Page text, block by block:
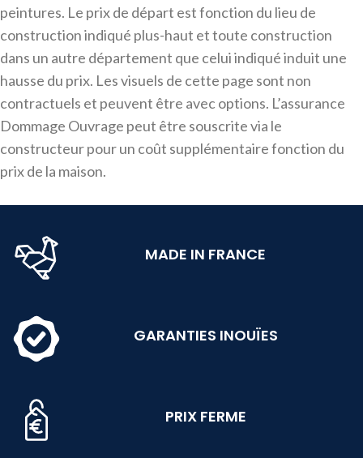
peintures. Le prix de départ est fonction du lieu de
construction indiqué plus-haut et toute construction
dans un autre département que celui indiqué induit une
hausse du prix. Les visuels de cette page sont non
contractuels et peuvent être avec options. L’assurance
Dommage Ouvrage peut être souscrite via le
constructeur pour un coût supplémentaire fonction du
prix de la maison.
MADE IN FRANCE
GARANTIES INOUÏES
PRIX FERME